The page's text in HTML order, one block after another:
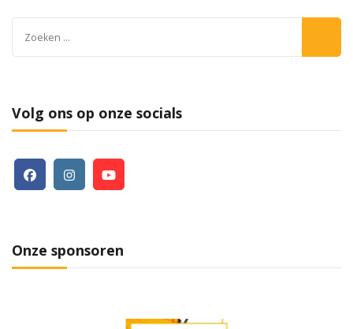
Volg ons op onze socials
Onze sponsoren